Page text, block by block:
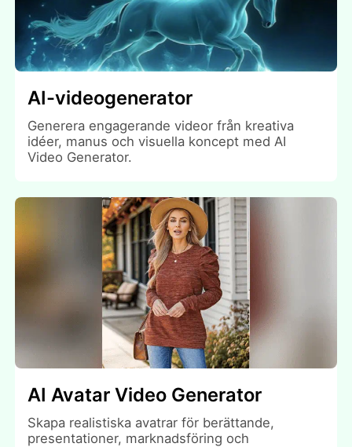
AI-videogenerator
Generera engagerande videor från kreativa
idéer, manus och visuella koncept med AI
Video Generator.
AI Avatar Video Generator
Skapa realistiska avatrar för berättande,
presentationer, marknadsföring och